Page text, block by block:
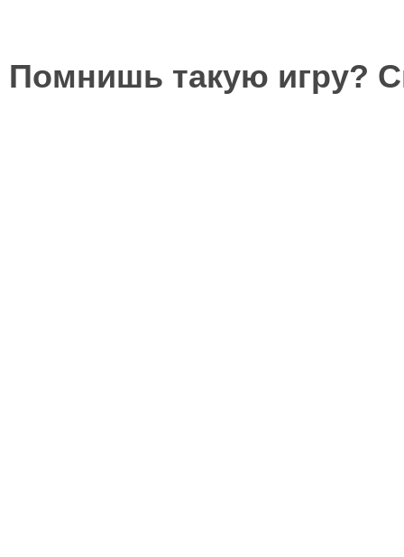
Помнишь такую игру?